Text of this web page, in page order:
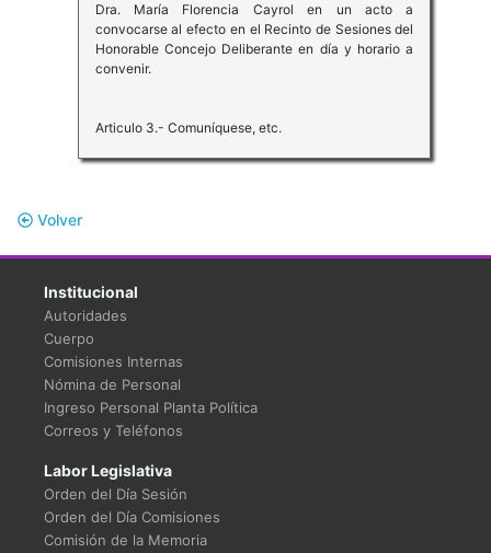
Dra. María Florencia Cayrol en un acto a
convocarse al efecto en el Recinto de Sesiones del
Honorable Concejo Deliberante en día y horario a
convenir.
Articulo 3.- Comuníquese, etc.
Volver
Institucional
Autoridades
Cuerpo
Comisiones Internas
Nómina de Personal
Ingreso Personal Planta Política
Correos y Teléfonos
Labor Legislativa
Orden del Día Sesión
Orden del Día Comisiones
Comisión de la Memoria